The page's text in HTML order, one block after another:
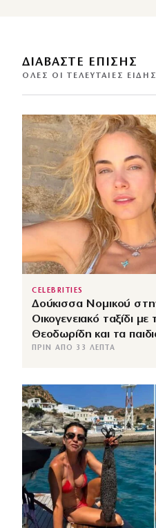
ΔΙΑΒΑΣΤΕ ΕΠΙΣΗΣ
ΌΛΕΣ ΟΙ ΤΕΛΕΥΤΑΊΕΣ
CELEBRITIES
Δούκισσα Νομικού
Οικογενειακό ταξίδι
Θεοδωρίδη και τα
ΠΡΙΝ ΑΠΌ 33 ΛΕΠΤΆ